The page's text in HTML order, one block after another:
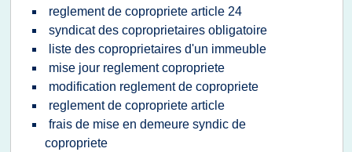
reglement de copropriete article 24
syndicat des coproprietaires obligatoire
liste des coproprietaires d'un immeuble
mise jour reglement copropriete
modification reglement de copropriete
reglement de copropriete article
frais de mise en demeure syndic de
copropriete